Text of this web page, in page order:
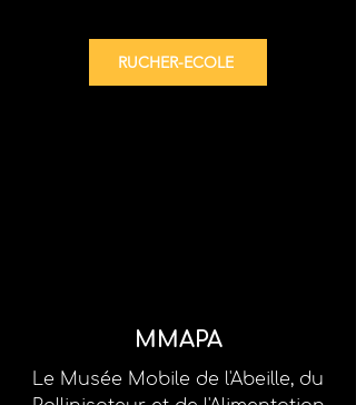
RUCHER-ECOLE
MMAPA
Le Musée Mobile de l'Abeille, du